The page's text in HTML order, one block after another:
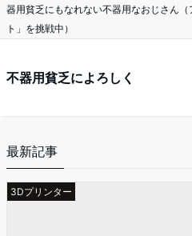
器用貧乏にもなれない不器用なおじさん
ト」を挑戦中）
不器用貧乏によろしく
最新記事
3Dプリンター